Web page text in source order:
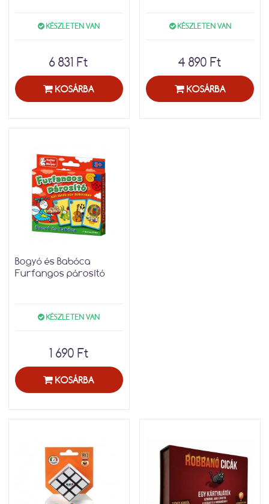
KÉSZLETEN VAN
6 831 Ft
KOSÁRBA
KÉSZLETEN VAN
4 890 Ft
KOSÁRBA
Bogyó és Babóca
Furfangos párosító
KÉSZLETEN VAN
1 690 Ft
KOSÁRBA